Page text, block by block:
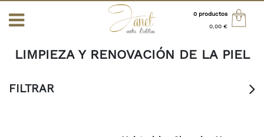
0 productos
0,00 €
LIMPIEZA Y RENOVACIÓN DE LA PIEL
FILTRAR